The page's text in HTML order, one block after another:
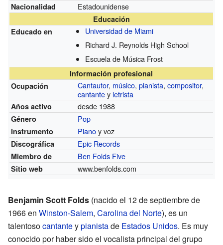
Nacionalidad Estadounidense
Educación
Educado en
Universidad de Miami
Richard J. Reynolds High School
Escuela de Música Frost
Información profesional
Ocupación
Cantautor, músico,pianista,compositor,
cantantey letrista
Años activo desde 1988
Género Pop
Instrumento Pianoy voz
Discográfica Epic Records
Miembro de Ben Folds Five
Sitio web www.benfolds.com
Benjamin Scott Folds (nacido el 12 de septiembre de
1966 en Winston-Salem, Carolina del Norte), es un
talentosocantanteypianistade Estados Unidos. Es muy
conocido por haber sido el vocalista principal del grupo